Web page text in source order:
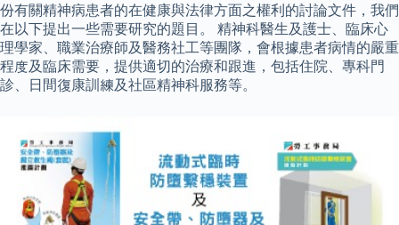
份有關精神病患者的在健康與法律方面之權利的討論文件，我們
在以下提出一些需要研究的題目。 精神科醫生及護士、臨床心
理學家、職業治療師及醫務社工等團隊，會根據患者病情的嚴重
程度及臨床需要，提供適切的治療和跟進，包括住院、專科門
診、日間復康訓練及社區精神科服務等。